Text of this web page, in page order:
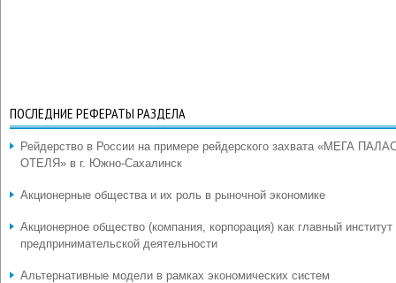
ПОСЛЕДНИЕ РЕФЕРАТЫ РАЗДЕЛА
Рейдерство в России на примере рейдерского захвата «МЕГА
ОТЕЛЯ» в г. Южно-Сахалинск
Акционерные общества и их роль в рыночной экономике
Акционерное общество (компания, корпорация) как главный институт
предпринимательской деятельности
Альтернативные модели в рамках экономических систем